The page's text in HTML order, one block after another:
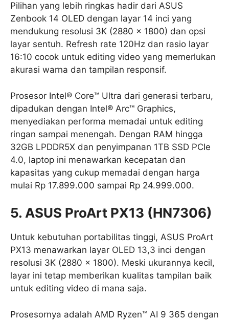
Pilihan yang lebih ringkas hadir dari ASUS
Zenbook 14 OLED dengan layar 14 inci yang
mendukung resolusi 3K (2880 x 1800) dan opsi
layar sentuh. Refresh rate 120Hz dan rasio layar
16:10 cocok untuk editing video yang memerlukan
akurasi warna dan tampilan responsif.
Prosesor Intel® Core™ Ultra dari generasi terbaru,
dipadukan dengan Intel® Arc™ Graphics,
menyediakan performa memadai untuk editing
ringan sampai menengah. Dengan RAM hingga
32GB LPDDR5X dan penyimpanan 1TB SSD PCIe
4.0, laptop ini menawarkan kecepatan dan
kapasitas yang cukup memadai dengan harga
mulai Rp 17.899.000 sampai Rp 24.999.000.
5. ASUS ProArt PX13 (HN7306)
Untuk kebutuhan portabilitas tinggi, ASUS ProArt
PX13 menawarkan layar OLED 13,3 inci dengan
resolusi 3K (2880 x 1800). Meski ukurannya kecil,
layar ini tetap memberikan kualitas tampilan baik
untuk editing video di mana saja.
Prosesornya adalah AMD Ryzen™ AI 9 365 dengan